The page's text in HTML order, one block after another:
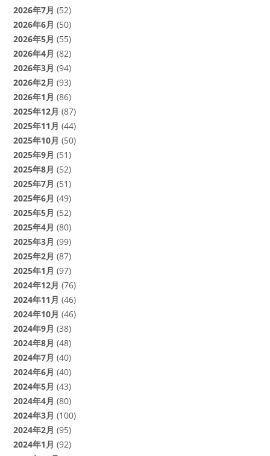
2026年7月 (52)
2026年6月 (50)
2026年5月 (55)
2026年4月 (82)
2026年3月 (94)
2026年2月 (93)
2026年1月 (86)
2025年12月 (87)
2025年11月 (44)
2025年10月 (50)
2025年9月 (51)
2025年8月 (52)
2025年7月 (51)
2025年6月 (49)
2025年5月 (52)
2025年4月 (80)
2025年3月 (99)
2025年2月 (87)
2025年1月 (97)
2024年12月 (76)
2024年11月 (46)
2024年10月 (46)
2024年9月 (38)
2024年8月 (48)
2024年7月 (40)
2024年6月 (40)
2024年5月 (43)
2024年4月 (80)
2024年3月 (100)
2024年2月 (95)
2024年1月 (92)